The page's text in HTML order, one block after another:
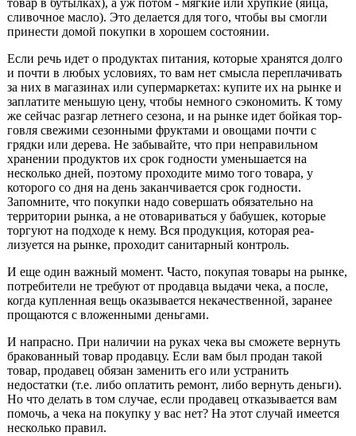
товар в бутылках), а уж потом - мягкие или хрупкие (яйца,
сливочное масло). Это делается для того, чтобы вы смогли
принести домой по­купки в хорошем состоянии.
Если речь идет о про­дуктах питания, которые хранятся долго
и почти в любых условиях, то вам нет смысла переплачивать
за них в магазинах или су­пермаркетах: купите их на рынке и
заплатите меньшую цену, чтобы немного сэко­номить. К тому
же сейчас разгар летнего сезона, и на рынке идет бойкая тор­
говля свежими сезонными фруктами и овощами поч­ти с
грядки или дерева. Не забывайте, что при непра­вильном
хранении продук­тов их срок годности умень­шается на
несколько дней, поэтому проходите мимо того товара, у
которого со дня на день заканчивается срок годности.
Запомните, что покупки надо совершать обязательно на
террито­рии рынка, а не отовари­ваться у бабушек, которые
торгуют на подходе к нему. Вся продукция, которая реа­
лизуется на рынке, проходит санитарный контроль.
И еще один важный мо­мент. Часто, покупая товары на рынке,
потребители не требуют от продавца выда­чи чека, а после,
когда куп­ленная вещь оказывается некачественной, заранее
прощаются с вложенными деньгами.
И напрасно. При наличии на руках чека вы сможете вернуть
бракованный товар продавцу. Если вам был про­дан такой
товар, продавец обязан заменить его или устранить
недостатки (т.е. либо оплатить ремонт, ли­бо вернуть деньги).
Но что делать в том случае, если продавец отказывается вам
помочь, а чека на покупку у вас нет? На этот случай имеется
несколько правил.